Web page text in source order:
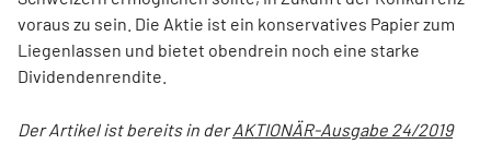
voraus zu sein. Die Aktie ist ein konservatives Papier zum
Liegenlassen und bietet obendrein noch eine starke
Dividendenrendite.
Der Artikel ist bereits in derAKTIONÄR-Ausgabe 24/2019